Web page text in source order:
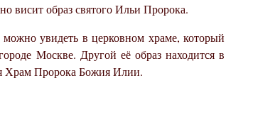
висит образ святого Ильи Пророка.
увидеть в церковном храме, который
Москве. Другой её образ находится в
Храм Пророка Божия Илии.